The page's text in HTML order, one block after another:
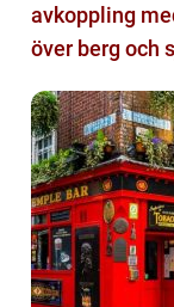
avkoppling
över berg och